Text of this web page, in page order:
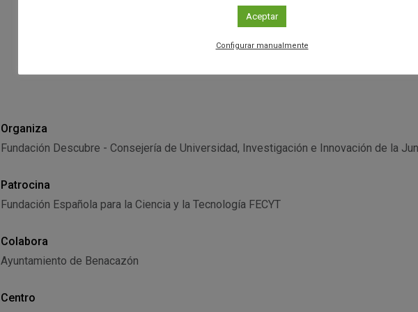
Organiza
Fundación Descubre - Consejería de Universidad, Investigación e Innovación de la
Patrocina
Fundación Española para la Ciencia y la Tecnología FECYT
Colabora
Ayuntamiento de Benacazón
Centro
Aceptar
Configurar manualmente